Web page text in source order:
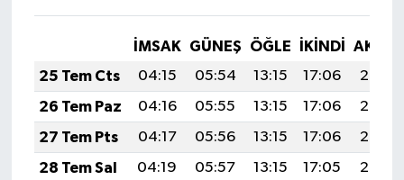
İMSAK GÜNEŞ ÖĞLE İKINDI
25 Tem Cts
04:15 05:54 13:15 17:06
20:26
26 Tem Paz
04:16 05:55 13:15 17:06
20:26
27 Tem Pts
04:17 05:56 13:15 17:06
20:25
28 Tem Sal
04:19 05:57 13:15 17:05
20:24